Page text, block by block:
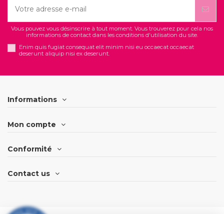
Vous pouvez vous désinscrire à tout moment. Vous trouverez pour cela nos
informations de contact dans les conditions d'utilisation du site.
Enim quis fugiat consequat elit minim nisi eu occaecat occaecat
deserunt aliquip nisi ex deserunt.
Informations
Mon compte
Conformité
Contact us